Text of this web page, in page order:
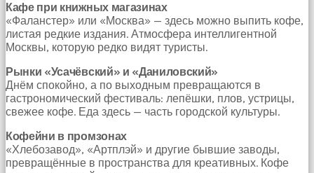
Кафе при книжных магазинах
«Фаланстер» или «Москва» — здесь можно выпить кофе,
листая редкие издания. Атмосфера интеллигентной
Москвы, которую редко видят туристы.
Рынки «Усачёвский» и «Даниловский»
Днём спокойно, а по выходным превращаются в
гастрономический фестиваль: лепёшки, плов, устрицы,
свежее кофе. Еда здесь — часть городской культуры.
Кофейни в промзонах
«Хлебозавод», «Артплэй» и другие бывшие заводы,
превращённые в пространства для креативных. Кофе